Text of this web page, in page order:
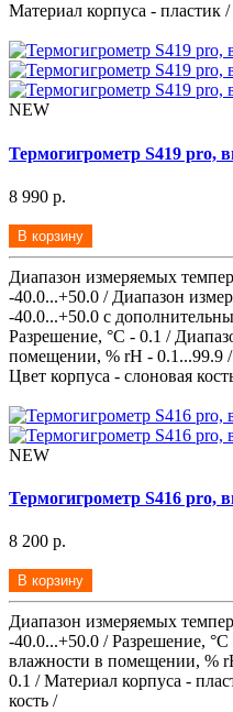
Материал корпуса - пластик
NEW
Термогигрометр S419 pro,
8 990 р.
В корзину
Диапазон измеряемых
-40.0...+50.0 / Диапазон
-40.0...+50.0 с
Разрешение, °С - 0.1 /
помещении, % rH - 0.1...99.9
Цвет корпуса - слоновая
NEW
Термогигрометр S416 pro,
8 200 р.
В корзину
Диапазон измеряемых
-40.0...+50.0 / Разрешение,
влажности в помещении, %
0.1 / Материал корпуса -
кость /